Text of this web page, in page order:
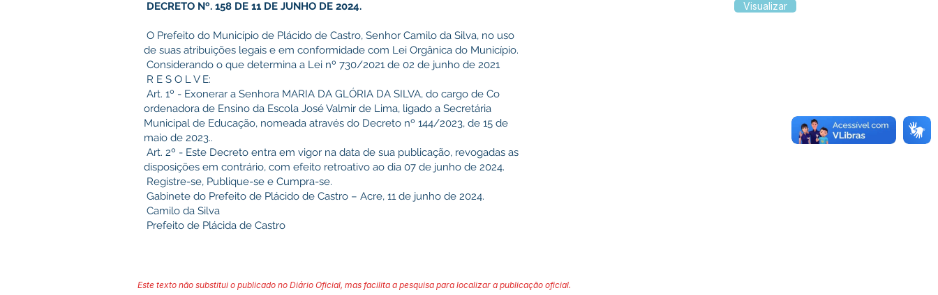
DECRETO Nº. 158 DE 11 DE JUNHO DE 2024.
O Prefeito do Município de Plácido de Castro, Senhor Camilo da Silva, no uso
de suas atribuições legais e em conformidade com Lei Orgânica do Município.
Considerando o que determina a Lei nº 730/2021 de 02 de junho de 2021
R E S O L V E:
Art. 1º - Exonerar a Senhora MARIA DA GLÓRIA DA SILVA, do cargo de Co
ordenadora de Ensino da Escola José Valmir de Lima, ligado a Secretária
Municipal de Educação, nomeada através do Decreto nº 144/2023, de 15 de
maio de 2023..
Art. 2º - Este Decreto entra em vigor na data de sua publicação, revogadas as
disposições em contrário, com efeito retroativo ao dia 07 de junho de 2024.
Registre-se, Publique-se e Cumpra-se.
Gabinete do Prefeito de Plácido de Castro – Acre, 11 de junho de 2024.
Camilo da Silva
Prefeito de Plácida de Castro
Visualizar
Este texto não substitui o publicado no Diário Oficial, mas facilita a pesquisa para localizar a publicação oficial.